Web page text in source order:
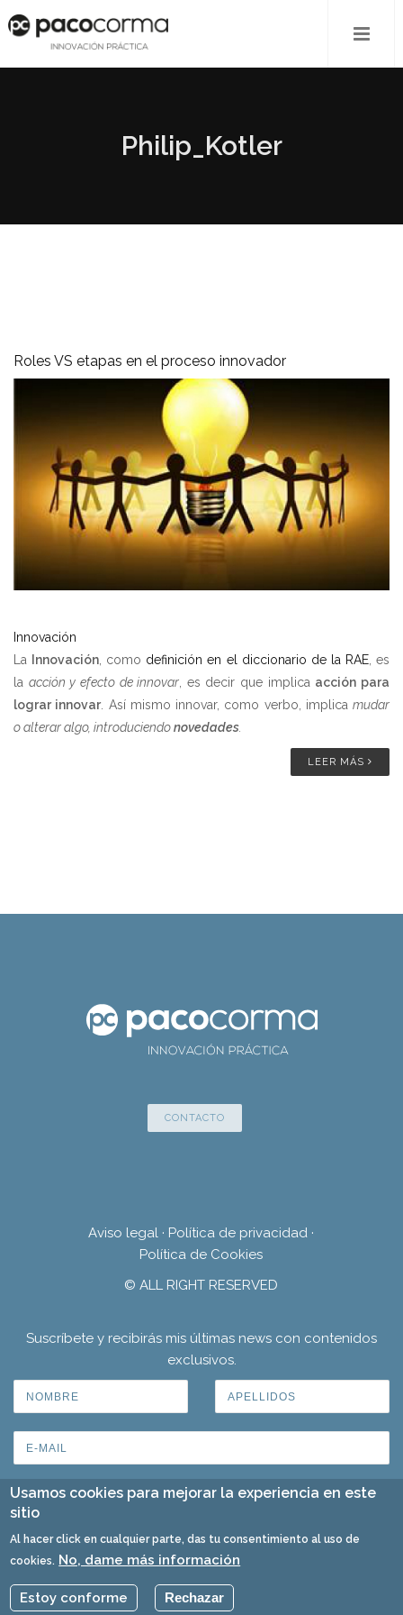
Philip_Kotler
Roles VS etapas en el proceso innovador
Innovación
La
Innovación , como definición en el diccionario de la RAE, es
la acción y efecto de innovar , es decir que implica acción para
lograr innovar. Así mismo innovar, como verbo, implica mudar
o alterar algo, introduciendonovedades
LEER MÁS
CONTACTO
Aviso legal · Política de privacidad ·
Política de Cookies
© ALL RIGHT RESERVED
Suscríbete y recibirás mis últimas news con contenidos
exclusivos.
Usamos cookies para mejorar la experiencia en este
sitio
Al hacer click en cualquier parte, das tu consentimiento al uso de
cookies. No, dame más información
Estoy conforme Rechazar